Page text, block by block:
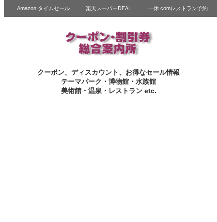
Amazon タイムセール 楽天スーパーDEAL 一休.comレストラン予約
クーポン、ディスカウント、お得なセール情報
テーマパーク・博物館・水族館
美術館・温泉・レストラン etc.